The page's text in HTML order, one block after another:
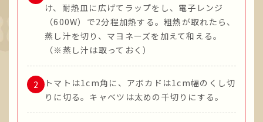
け、耐熱皿に広げてラップをし、電子レンジ
（600W）で2分程加熱する。粗熱が取れたら、
蒸し汁を切り、マヨネーズを加えて和える。
（※蒸し汁は取っておく）
トマトは1cm角に、アボカドは1cm幅のくし切
りに切る。キャベツは太めの千切りにする。